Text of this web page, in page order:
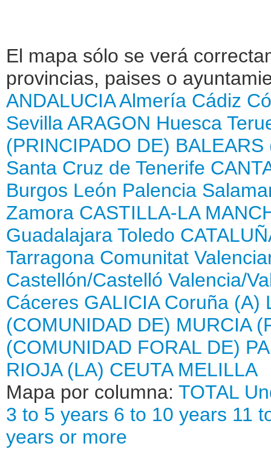
El mapa sólo se verá
provincias, paises o
ANDALUCIAAlmería Cádiz
SevillaARAGON Huesca
(PRINCIPADO DE) BALEARS
Santa Cruz de Tenerife
Burgos León Palencia
Zamora CASTILLA-LA
Guadalajara Toledo
Tarragona Comunitat
Castellón/Castelló Valencia/
Cáceres GALICIA Coruña (A)
(COMUNIDAD DE) MURCIA
(COMUNIDAD FORAL DE)
RIOJA (LA) CEUTA MELILLA
Mapa por columna: TOTAL
3 to 5 years 6 to 10 years 11
years or more